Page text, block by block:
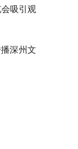
吸引观
深州文